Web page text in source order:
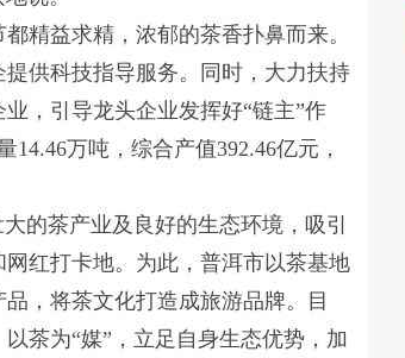
精益求精，浓郁的茶香扑鼻而来。
供科技指导服务。同时，大力扶持
，引导龙头企业发挥好“链主”作
万吨，综合产值392.46亿元，
的茶产业及良好的生态环境，吸引
红打卡地。为此，普洱市以茶基地
，将茶文化打造成旅游品牌。目
茶为“媒”，立足自身生态优势，加